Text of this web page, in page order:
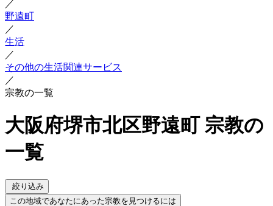
／
野遠町
／
生活
／
その他の生活関連サービス
／
宗教の一覧
大阪府堺市北区野遠町 宗教の
一覧
絞り込み
この地域であなたにあった宗教を見つけるには